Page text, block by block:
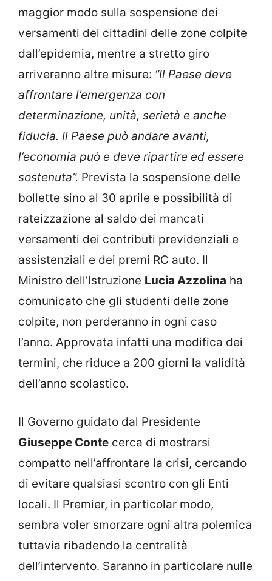
maggior modo sulla sospensione dei
versamenti dei cittadini delle zone colpite
dall’epidemia, mentre a stretto giro
arriveranno altre misure: “Il Paese deve
affrontare l’emergenza con
determinazione, unità, serietà e anche
fiducia. Il Paese può andare avanti,
l’economia può e deve ripartire ed essere
sostenuta”. Prevista la sospensione delle
bollette sino al 30 aprile e possibilità di
rateizzazione al saldo dei mancati
versamenti dei contributi previdenziali e
assistenziali e dei premi RC auto. Il
Ministro dell’Istruzione Lucia Azzolina ha
comunicato che gli studenti delle zone
colpite, non perderanno in ogni caso
l’anno. Approvata infatti una modifica dei
termini, che riduce a 200 giorni la validità
dell’anno scolastico.
Il Governo guidato dal Presidente
Giuseppe Conte cerca di mostrarsi
compatto nell’affrontare la crisi, cercando
di evitare qualsiasi scontro con gli Enti
locali. Il Premier, in particolar modo,
sembra voler smorzare ogni altra polemica
tuttavia ribadendo la centralità
dell’intervento. Saranno in particolare nulle